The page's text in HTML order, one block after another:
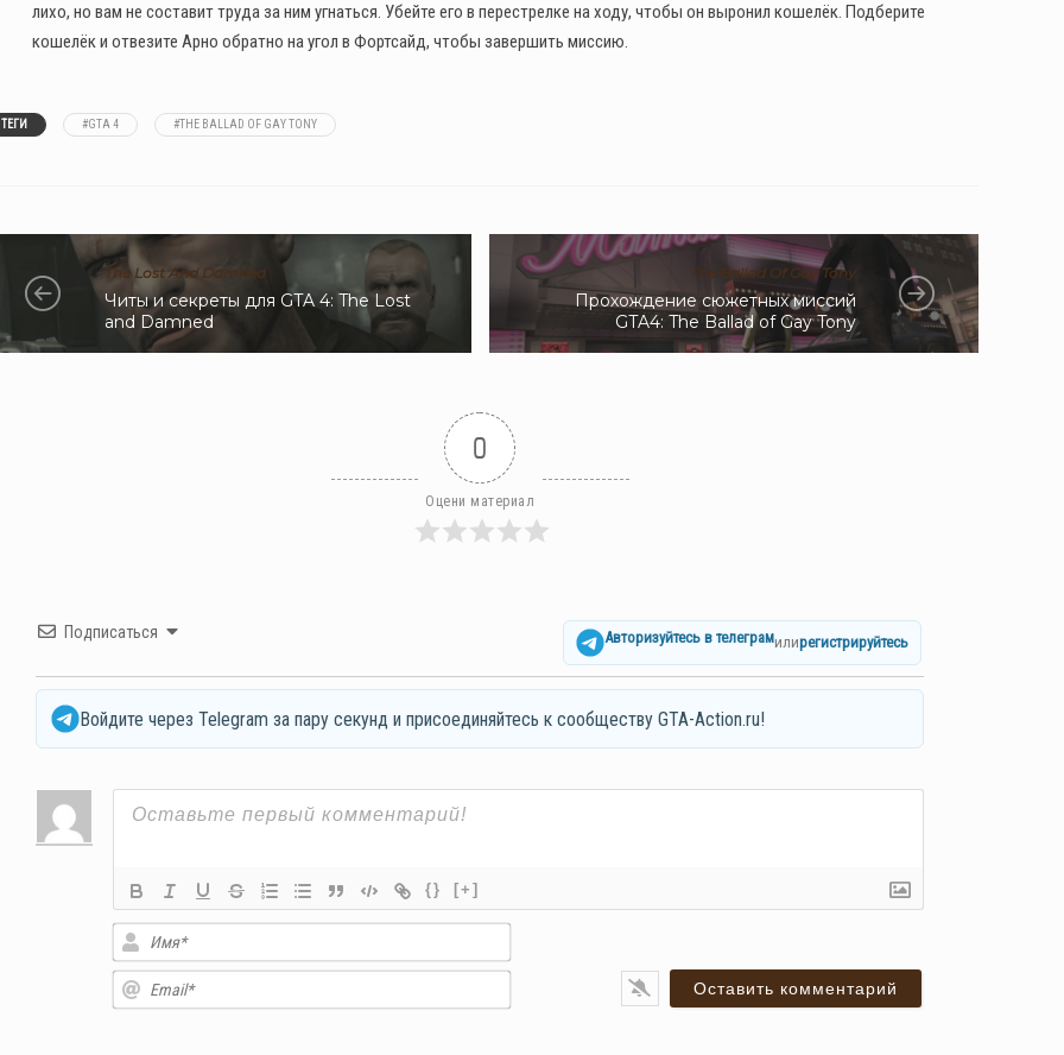
лихо, но вам не составит труда за ним угнаться. Убейте его в перестрелке на ходу, чтобы он выронил кошелёк. Подберите
кошелёк и отвезите Арно обратно на угол в Фортсайд, чтобы завершить миссию.
ТЕГИ #GTA 4 #THE BALLAD OF GAY TONY
The Lost And Damned
Читы и секреты для GTA 4: The Lost
and Damned
The Ballad Of Gay Tony
Прохождение сюжетных миссий
GTA4: The Ballad of Gay Tony
0
Оцени материал
Подписаться Авторизуйтесь в телеграмилирегистрируйтесь
Войдите через Telegram за пару секунд и присоединяйтесь к сообществу GTA-Action.ru!
{} [+]
Имя*
Email*